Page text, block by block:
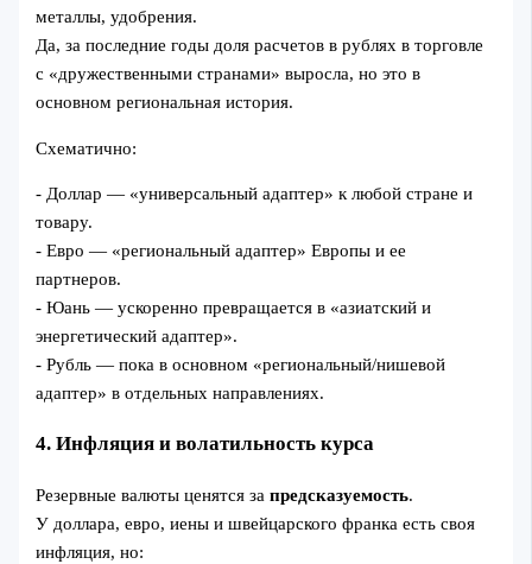
металлы, удобрения.
Да, за последние годы доля расчетов в рублях в торговле
с «дружественными странами» выросла, но это в
основном региональная история.
Схематично:
- Доллар — «универсальный адаптер» к любой стране и
товару.
- Евро — «региональный адаптер» Европы и ее
партнеров.
- Юань — ускоренно превращается в «азиатский и
энергетический адаптер».
- Рубль — пока в основном «региональный/нишевой
адаптер» в отдельных направлениях.
4. Инфляция и волатильность курса
Резервные валюты ценятся запредсказуемость.
У доллара, евро, иены и швейцарского франка есть своя
инфляция, но: